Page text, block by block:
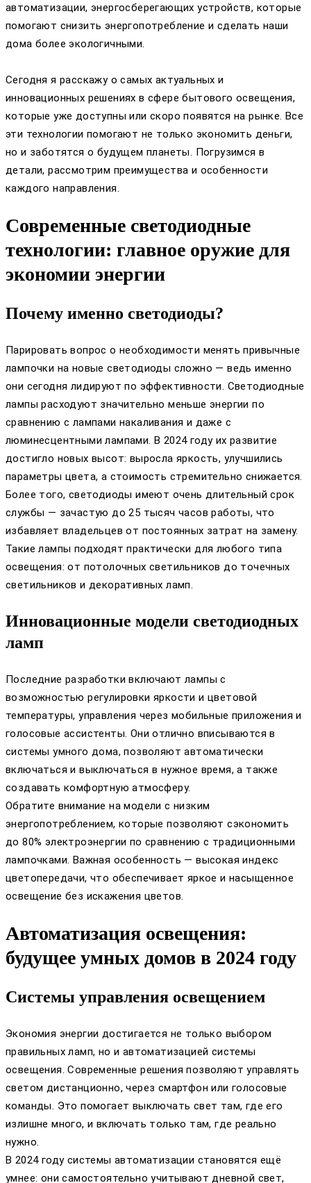
автоматизации, энергосберегающих устройств, которые
помогают снизить энергопотребление и сделать наши
дома более экологичными.
Сегодня я расскажу о самых актуальных и
инновационных решениях в сфере бытового освещения,
которые уже доступны или скоро появятся на рынке. Все
эти технологии помогают не только экономить деньги,
но и заботятся о будущем планеты. Погрузимся в
детали, рассмотрим преимущества и особенности
каждого направления.
Современные светодиодные
технологии: главное оружие для
экономии энергии
Почему именно светодиоды?
Парировать вопрос о необходимости менять привычные
лампочки на новые светодиоды сложно — ведь именно
они сегодня лидируют по эффективности. Светодиодные
лампы расходуют значительно меньше энергии по
сравнению с лампами накаливания и даже с
люминесцентными лампами. В 2024 году их развитие
достигло новых высот: выросла яркость, улучшились
параметры цвета, а стоимость стремительно снижается.
Более того, светодиоды имеют очень длительный срок
службы — зачастую до 25 тысяч часов работы, что
избавляет владельцев от постоянных затрат на замену.
Такие лампы подходят практически для любого типа
освещения: от потолочных светильников до точечных
светильников и декоративных ламп.
Инновационные модели светодиодных
ламп
Последние разработки включают лампы с
возможностью регулировки яркости и цветовой
температуры, управления через мобильные приложения и
голосовые ассистенты. Они отлично вписываются в
системы умного дома, позволяют автоматически
включаться и выключаться в нужное время, а также
создавать комфортную атмосферу.
Обратите внимание на модели с низким
энергопотреблением, которые позволяют сэкономить
до 80% электроэнергии по сравнению с традиционными
лампочками. Важная особенность — высокая индекс
цветопередачи, что обеспечивает яркое и насыщенное
освещение без искажения цветов.
Автоматизация освещения:
будущее умных домов в 2024 году
Системы управления освещением
Экономия энергии достигается не только выбором
правильных ламп, но и автоматизацией системы
освещения. Современные решения позволяют управлять
светом дистанционно, через смартфон или голосовые
команды. Это помогает выключать свет там, где его
излишне много, и включать только там, где реально
нужно.
В 2024 году системы автоматизации становятся ещё
умнее: они самостоятельно учитывают дневной свет,